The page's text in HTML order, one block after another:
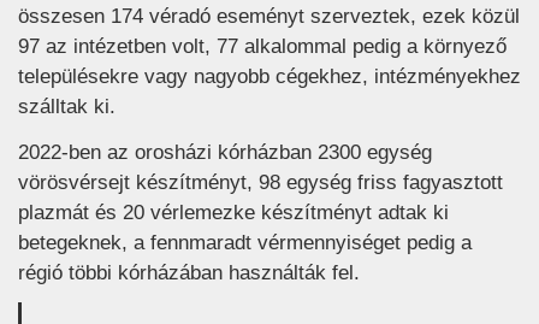
összesen 174 véradó eseményt szerveztek, ezek közül
97 az intézetben volt, 77 alkalommal pedig a környező
településekre vagy nagyobb cégekhez, intézményekhez
szálltak ki.
2022-ben az orosházi kórházban 2300 egység
vörösvérsejt készítményt, 98 egység friss fagyasztott
plazmát és 20 vérlemezke készítményt adtak ki
betegeknek, a fennmaradt vérmennyiséget pedig a
régió többi kórházában használták fel.